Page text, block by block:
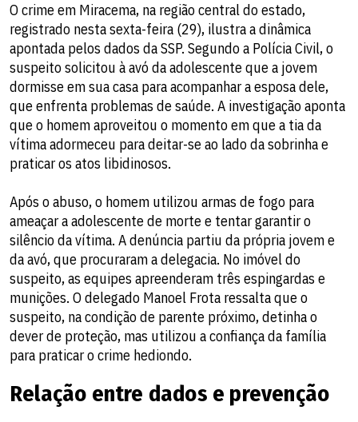
O crime em Miracema, na região central do estado,
registrado nesta sexta-feira (29), ilustra a dinâmica
apontada pelos dados da SSP. Segundo a Polícia Civil, o
suspeito solicitou à avó da adolescente que a jovem
dormisse em sua casa para acompanhar a esposa dele,
que enfrenta problemas de saúde. A investigação aponta
que o homem aproveitou o momento em que a tia da
vítima adormeceu para deitar-se ao lado da sobrinha e
praticar os atos libidinosos.
Após o abuso, o homem utilizou armas de fogo para
ameaçar a adolescente de morte e tentar garantir o
silêncio da vítima. A denúncia partiu da própria jovem e
da avó, que procuraram a delegacia. No imóvel do
suspeito, as equipes apreenderam três espingardas e
munições. O delegado Manoel Frota ressalta que o
suspeito, na condição de parente próximo, detinha o
dever de proteção, mas utilizou a confiança da família
para praticar o crime hediondo.
Relação entre dados e prevenção